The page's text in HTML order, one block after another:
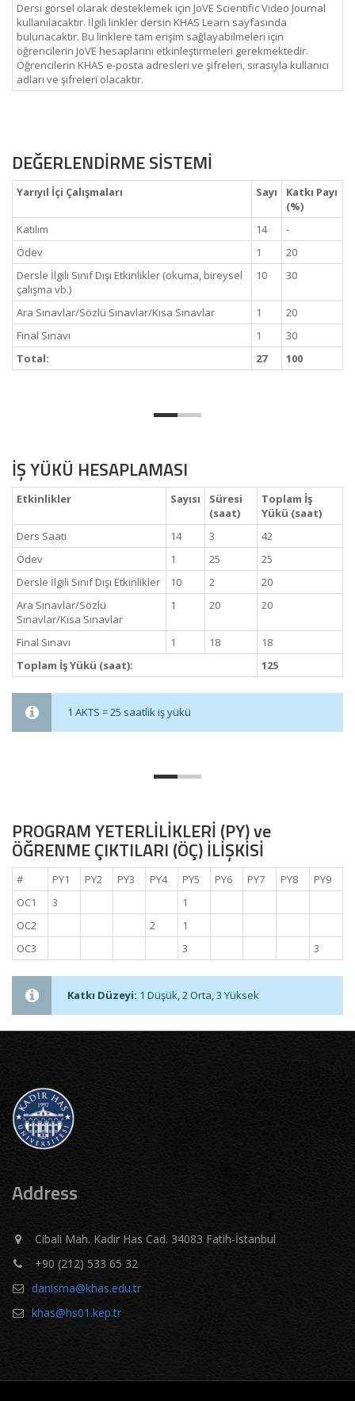
Dersi görsel olarak desteklemek için JoVE Scientific Video Journal
kullanılacaktır. İlgili linkler dersin KHAS Learn sayfasında
bulunacaktır. Bu linklere tam erişim sağlayabilmeleri için
öğrencilerin JoVE hesaplarını etkinleştirmeleri gerekmektedir.
Öğrencilerin KHAS e-posta adresleri ve şifreleri, sırasıyla kullanıcı
adları ve şifreleri olacaktır.
DEĞERLENDİRME SİSTEMİ
Yarıyıl İçi Çalışmaları Sayı
Katkı Payı
(%)
Katılım
14
-
Ödev
1
20
Dersle İlgili Sınıf Dışı Etkinlikler (okuma, bireysel
çalışma vb.)
10 30
Ara Sınavlar/Sözlü Sınavlar/Kısa Sınavlar 1
20
Final Sınavı
1
30
Total:
27 100
İŞ YÜKÜ HESAPLAMASI
Etkinlikler Sayısı
Süresi
(saat)
Toplam İş
Yükü (saat)
Ders Saati
14 3
42
Ödev
1 25
25
Dersle İlgili Sınıf Dışı Etkinlikler
10 2
20
Ara Sınavlar/Sözlü
Sınavlar/Kısa Sınavlar
1 20 20
Final Sınavı 1 18
18
Toplam İş Yükü (saat):
125
1 AKTS = 25 saatlik iş yükü
PROGRAM YETERLİLİKLERİ (PY) ve
ÖĞRENME ÇIKTILARI (ÖÇ) İLİŞKİSİ
# PY1 PY2 PY3 PY4 PY5 PY6 PY7 PY8
PY9
OC1
3
1
OC2
2
1
OC3
3 3
Katkı Düzeyi: 1 Düşük, 2 Orta, 3 Yüksek
Address
Cibali Mah. Kadir Has Cad. 34083 Fatih-İstanbul
+90 (212) 533 65 32
danisma@khas.edu.tr
khas@hs01.kep.tr